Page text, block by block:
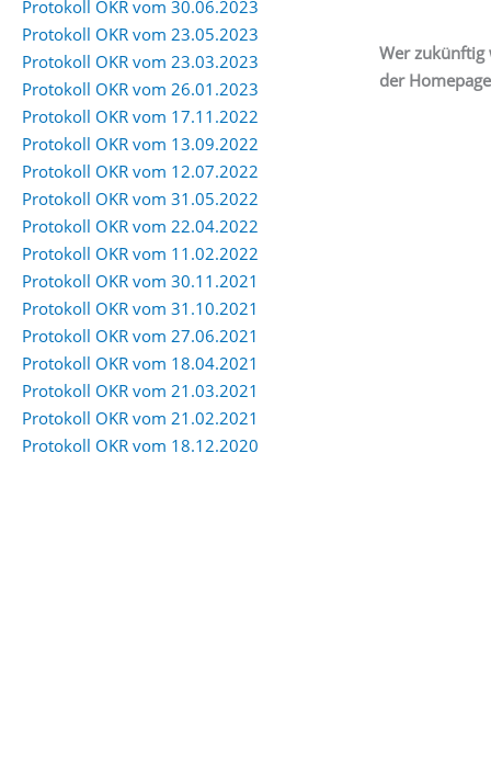
Protokoll OKR vom 30.06.2023
Protokoll OKR vom 23.05.2023
Protokoll OKR vom 23.03.2023
Protokoll OKR vom 26.01.2023
Protokoll OKR vom 17.11.2022
Protokoll OKR vom 13.09.2022
Protokoll OKR vom 12.07.2022
Protokoll OKR vom 31.05.2022
Protokoll OKR vom 22.04.2022
Protokoll OKR vom 11.02.2022
Protokoll OKR vom 30.11.2021
Protokoll OKR vom 31.10.2021
Protokoll OKR vom 27.06.2021
Protokoll OKR vom 18.04.2021
Protokoll OKR vom 21.03.2021
Protokoll OKR vom 21.02.2021
Protokoll OKR vom 18.12.2020
Wer
der